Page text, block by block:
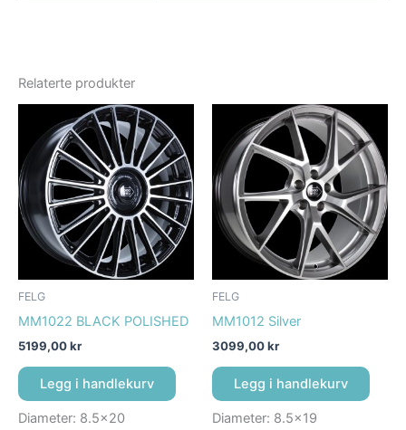
Relaterte produkter
FELG
MM1022 BLACK POLISHED
5199,00kr
Legg i handlekurv
Diameter: 8.5×20
FELG
MM1012 Silver
3099,00kr
Legg i handlekurv
Diameter: 8.5×19